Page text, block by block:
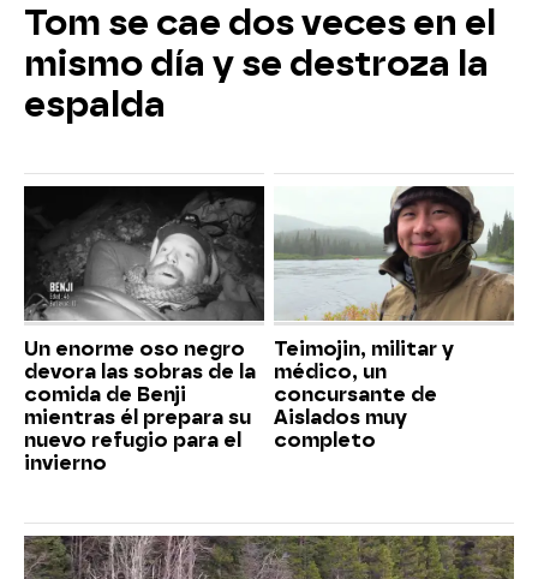
Tom se cae dos veces en el
mismo día y se destroza la
espalda
Un enorme oso negro
devora las sobras de la
comida de Benji
mientras él prepara su
nuevo refugio para el
invierno
Teimojin, militar y
médico, un
concursante de
Aislados muy
completo